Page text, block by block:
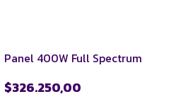
Panel 400W Full Spectrum
$326.250,00